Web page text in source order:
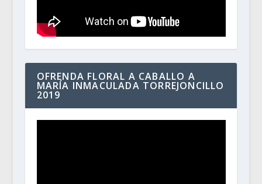
OFRENDA FLORAL A CABALLO A
MARÍA INMACULADA TORREJONCILLO
2019